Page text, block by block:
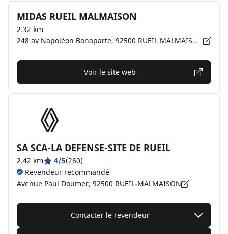
MIDAS RUEIL MALMAISON
2.32 km
248 av Napoléon Bonaparte, 92500 RUEIL MALMAISON
Voir le site web
SA SCA-LA DEFENSE-SITE DE RUEIL
2.42 km 4/5(260)
Revendeur recommandé
Avenue Paul Doumer, 92500 RUEIL-MALMAISON
Contacter le revendeur